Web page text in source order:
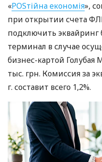
«POSтійна економія»,
при открытии счета
подключить эквайринг
терминал в случае
бизнес-картой Голубая
тыс. грн. Комиссия за
г. составит всего 1,2%.